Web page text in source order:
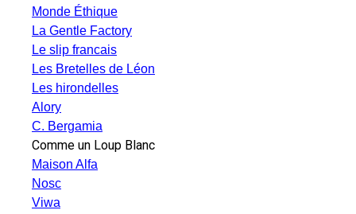
Monde Éthique
La Gentle Factory
Le slip francais
Les Bretelles de Léon
Les hirondelles
Alory
C. Bergamia
Comme un Loup Blanc
Maison Alfa
Nosc
Viwa